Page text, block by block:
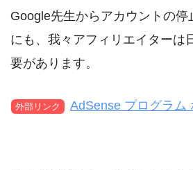
Google先生からアカウントの停
にも、我々アフィリエイターは
要があります。
外部リンク AdSense プログラム